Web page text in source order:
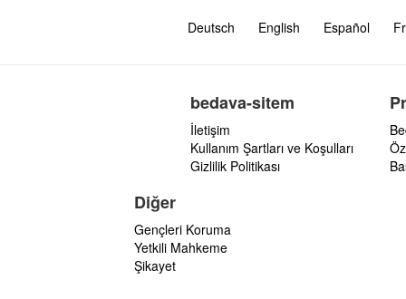
Deutsch English Español
bedava-sitem
İletişim
Kullanım Şartları ve Koşulları
Gizlilik Politikası
Diğer
Gençleri Koruma
Yetkili Mahkeme
Şikayet